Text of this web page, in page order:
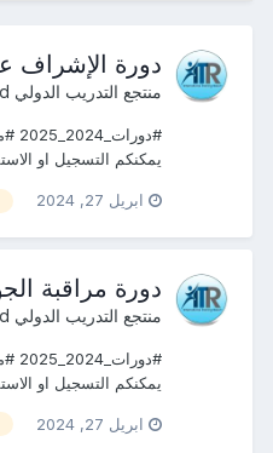
دورة الإشراف
منتجع التدريب الدولي
يمكنكم التسجيل او
ابريل 27, 2024
دورة مراقبة
منتجع التدريب الدولي
يمكنكم التسجيل او
ابريل 27, 2024